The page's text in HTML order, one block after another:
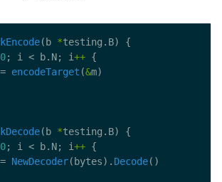
(b *
0; i < b.N; i++
encodeTarget (&
(b *
0; i < b.N; i++
NewDecoder(bytes). Decode